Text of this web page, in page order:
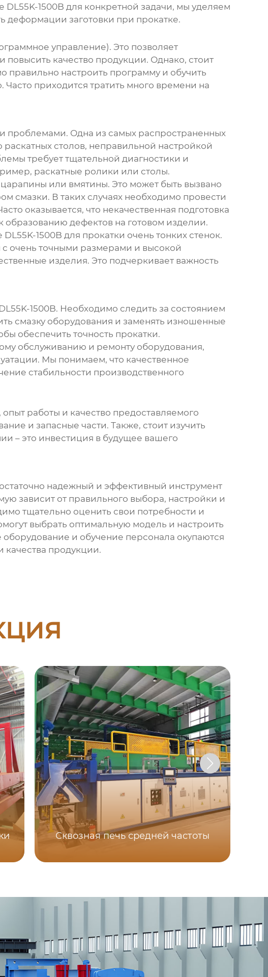
DL55K-1500B для конкретной задачи, мы уделяем
деформации заготовки при прокатке.
управление). Это позволяет
повысить качество продукции. Однако, стоит
правильно настроить программу и обучить
Часто приходится тратить много времени на
проблемами. Одна из самых распространенных
столов, неправильной настройкой
требует тщательной диагностики и
раскатные ролики или столы.
или вмятины. Это может быть вызвано
смазки. В таких случаях необходимо провести
оказывается, что некачественная подготовка
дефектов на готовом изделии.
DL55K-1500B для прокатки очень тонких стенок.
с очень точными размерами и высокой
изделия. Это подчеркивает важность
DL55K-1500B. Необходимо следить за состоянием
смазку оборудования и заменять изношенные
обеспечить точность прокатки.
обслуживанию и ремонту оборудования,
Мы понимаем, что качественное
стабильности производственного
работы и качество предоставляемого
и запасные части. Также, стоит изучить
– это инвестиция в будущее вашего
надежный и эффективный инструмент
зависит от правильного выбора, настройки и
тщательно оценить свои потребности и
выбрать оптимальную модель и настроить
и обучение персонала окупаются
качества продукции.
Сквозная печь средней частоты